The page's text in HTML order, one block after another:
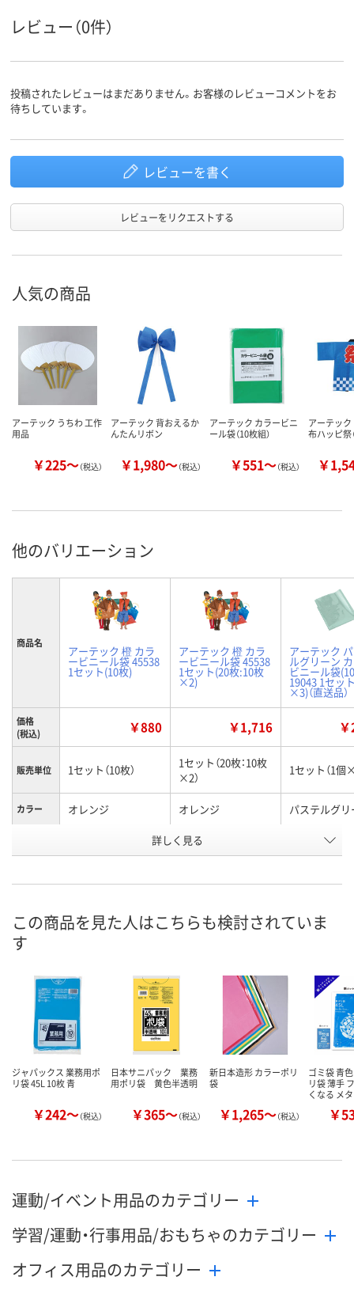
レビュー（0件）
投稿されたレビューはまだありません。お客様のレビューコメントをお
待ちしています。
レビューを書く
レビューをリクエストする
人気の商品
アーテック うちわ 工作
用品
￥225～（税込）
アーテック 背おえるか
んたんリボン
￥1,980～（税込）
アーテック カラービニ
ール袋（10枚組）
￥551～（税込）
アーテッ
布ハッピ祭
￥
他のバリエーション
商品名
アーテック 橙 カラ
ービニール袋 45538
1セット(10枚)
アーテック 橙 カラ
ービニール袋 45538
1セット(20枚:10枚
×2)
アーテック
ルグリーン
ビニール袋
19043 1セッ
×3)（直送品）
価格
(税込)
￥880 ￥1,716
販売単位 1セット（10枚）
1セット（20枚：10枚
×2）
1セット（1個
カラー オレンジ オレンジ パステルグリ
A822091 AHK9417
8月11日（火）
カゴへ カゴへ カ
詳しく見る
この商品を見た人はこちらも検討されていま
す
ジャパックス 業務用ポ
リ袋 45L 10枚 青
￥242～（税込）
日本サニパック 業務
用ポリ袋 黄色半透明
￥365～（税込）
新日本造形 カラーポリ
袋
￥1,265～（税込）
ゴミ袋 青
リ袋 薄手
くなる メ
￥
運動/イベント用品のカテゴリー
学習/運動・行事用品/おもちゃのカテゴリー
オフィス用品のカテゴリー